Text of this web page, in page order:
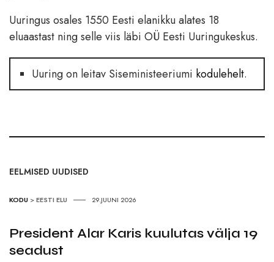
Uuringus osales 1550 Eesti elanikku alates 18
eluaastast ning selle viis läbi OÜ Eesti Uuringukeskus.
Uuring on leitav Siseministeeriumi kodulehelt.
EELMISED UUDISED
KODU >EESTI ELU 29.JUUNI 2026
President Alar Karis kuulutas välja 19
seadust